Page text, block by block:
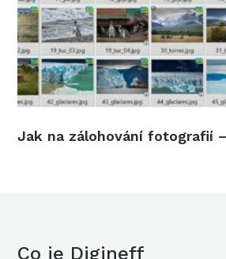
Jak na zálohování fotografií
Co je Digineff